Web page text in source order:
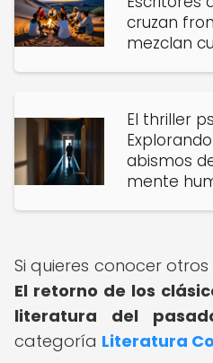
cruzan
mezclan
El thriller
abismos
mente
Si quieres conocer
El retorno de los
literatura del
categoría Literatura